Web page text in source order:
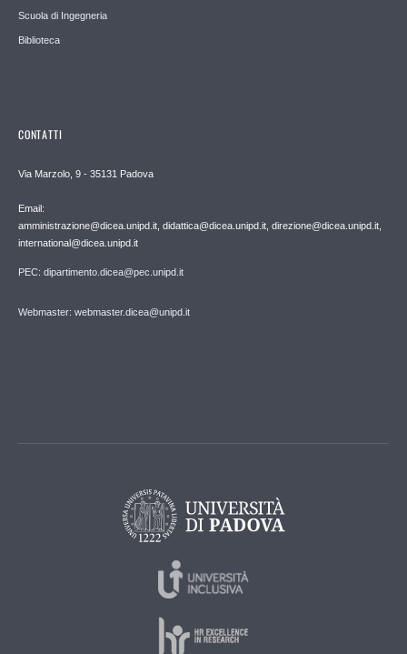
Scuola di Ingegneria
Biblioteca
CONTATTI
Via Marzolo, 9 - 35131 Padova
Email:
amministrazione@dicea.unipd.it, didattica@dicea.unipd.it, direzione@dicea.unipd.it,
international@dicea.unipd.it
PEC: dipartimento.dicea@pec.unipd.it
Webmaster: webmaster.dicea@unipd.it